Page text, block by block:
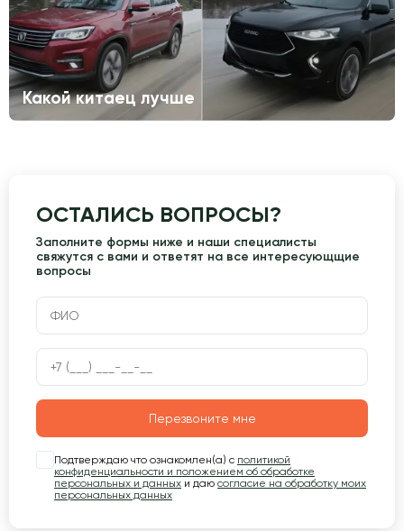
Какой китаец лучше
ОСТАЛИСЬ ВОПРОСЫ?
Заполните формы ниже и наши специалисты
свяжутся с вами и ответят на все интересующщие
вопросы
Перезвоните мне
Подтверждаю что ознакомлен(а) с политикой
конфиденциальности и положением об обработке
персональных и данных и даю согласие на обработку моих
персональных данных